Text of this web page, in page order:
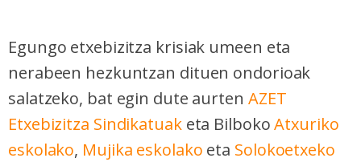
Egungo etxebizitza krisiak umeen eta
nerabeen hezkuntzan dituen ondorioak
salatzeko, bat egin dute aurten AZET
Etxebizitza Sindikatuaketa BilbokoAtxuriko
eskolako, Mujika eskolako eta Solokoetxeko